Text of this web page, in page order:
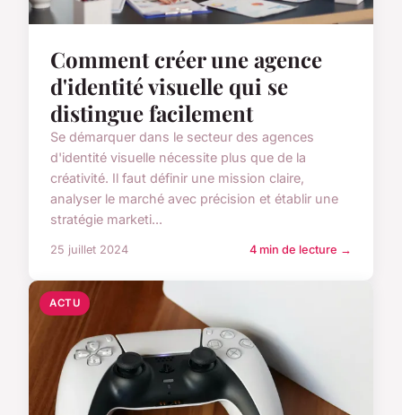
Comment créer une agence
d'identité visuelle qui se
distingue facilement
Se démarquer dans le secteur des agences
d'identité visuelle nécessite plus que de la
créativité. Il faut définir une mission claire,
analyser le marché avec précision et établir une
stratégie marketi...
25 juillet 2024 4 min de lecture →
ACTU